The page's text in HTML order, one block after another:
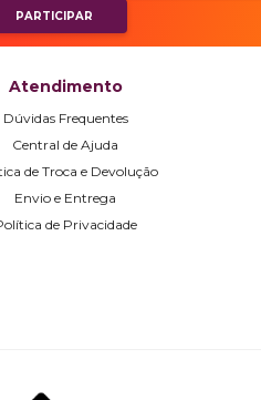
Atendimento
Dúvidas Frequentes
Central de Ajuda
de Troca e Devolução
Envio e Entrega
de Privacidade